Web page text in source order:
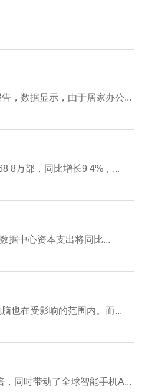
，数据显示，由于居家办公...
8万部，同比增长9 4%，...
据中心资本支出将同比...
也在受影响的范围内。而...
同时带动了全球智能手机A...